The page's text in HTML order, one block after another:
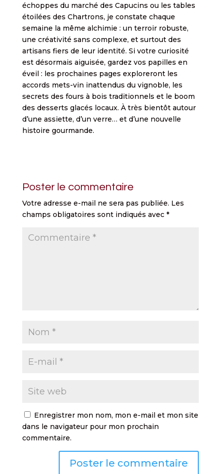
échoppes du marché des Capucins ou les tables
étoilées des Chartrons, je constate chaque
semaine la même alchimie : un terroir robuste,
une créativité sans complexe, et surtout des
artisans fiers de leur identité. Si votre curiosité
est désormais aiguisée, gardez vos papilles en
éveil : les prochaines pages exploreront les
accords mets-vin inattendus du vignoble, les
secrets des fours à bois traditionnels et le boom
des desserts glacés locaux. À très bientôt autour
d’une assiette, d’un verre… et d’une nouvelle
histoire gourmande.
Poster le commentaire
Votre adresse e-mail ne sera pas publiée. Les
champs obligatoires sont indiqués avec *
Enregistrer mon nom, mon e-mail et mon site
dans le navigateur pour mon prochain
commentaire.